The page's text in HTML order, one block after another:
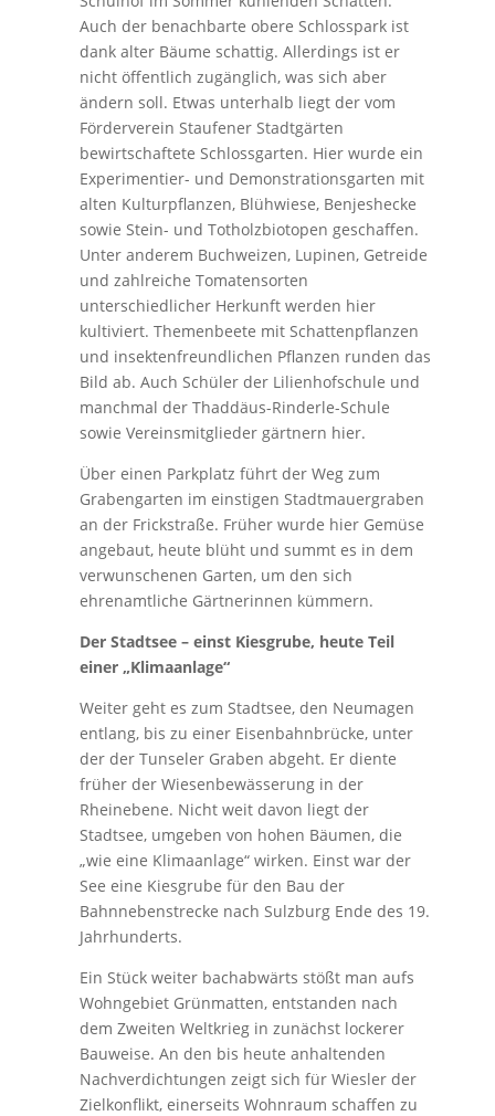
Auch der benachbarte obere Schlosspark ist
dank alter Bäume schattig. Allerdings ist er
nicht öffentlich zugänglich, was sich aber
ändern soll. Etwas unterhalb liegt der vom
Förderverein Staufener Stadtgärten
bewirtschaftete Schlossgarten. Hier wurde ein
Experimentier- und Demonstrationsgarten mit
alten Kulturpflanzen, Blühwiese, Benjeshecke
sowie Stein- und Totholzbiotopen geschaffen.
Unter anderem Buchweizen, Lupinen, Getreide
und zahlreiche Tomatensorten
unterschiedlicher Herkunft werden hier
kultiviert. Themenbeete mit Schattenpflanzen
und insektenfreundlichen Pflanzen runden das
Bild ab. Auch Schüler der Lilienhofschule und
manchmal der Thaddäus-Rinderle-Schule
sowie Vereinsmitglieder gärtnern hier.
Über einen Parkplatz führt der Weg zum
Grabengarten im einstigen Stadtmauergraben
an der Frickstraße. Früher wurde hier Gemüse
angebaut, heute blüht und summt es in dem
verwunschenen Garten, um den sich
ehrenamtliche Gärtnerinnen kümmern.
Der Stadtsee – einst Kiesgrube, heute Teil
einer „Klimaanlage“
Weiter geht es zum Stadtsee, den Neumagen
entlang, bis zu einer Eisenbahnbrücke, unter
der der Tunseler Graben abgeht. Er diente
früher der Wiesenbewässerung in der
Rheinebene. Nicht weit davon liegt der
Stadtsee, umgeben von hohen Bäumen, die
„wie eine Klimaanlage“ wirken. Einst war der
See eine Kiesgrube für den Bau der
Bahnnebenstrecke nach Sulzburg Ende des 19.
Jahrhunderts.
Ein Stück weiter bachabwärts stößt man aufs
Wohngebiet Grünmatten, entstanden nach
dem Zweiten Weltkrieg in zunächst lockerer
Bauweise. An den bis heute anhaltenden
Nachverdichtungen zeigt sich für Wiesler der
Zielkonflikt, einerseits Wohnraum schaffen zu